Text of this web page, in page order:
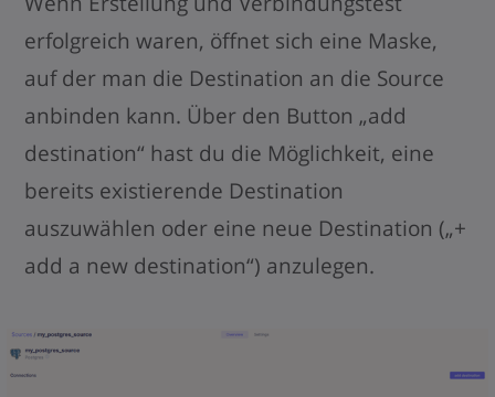
erfolgreich waren, öffnet sich eine Maske,
auf der man die Destination an die Source
anbinden kann. Über den Button „add
destination“ hast du die Möglichkeit, eine
bereits existierende Destination
auszuwählen oder eine neue Destination („+
add a new destination“) anzulegen.